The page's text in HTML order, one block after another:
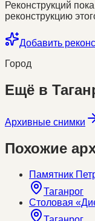
Реконструкций
реконструкцию
Добавить
Город
Ещё в
Архивные снимки
Похожие
Памятник
Таганрог
Столовая